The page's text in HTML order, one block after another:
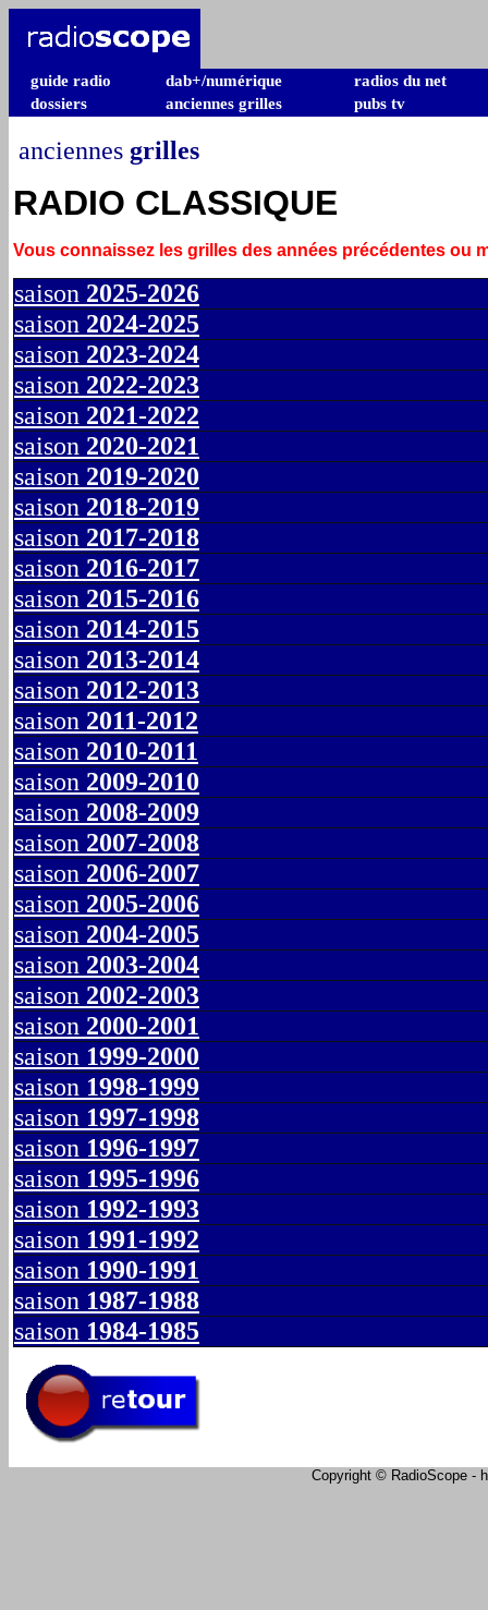
guide radio dab+/numérique
radios du net
dossiers
anciennes grilles pubs tv
anciennes grilles
RADIO CLASSIQUE
Vous connaissez les grilles des années précédentes ou
saison 2025-2026
saison 2024-2025
saison 2023-2024
saison 2022-2023
saison 2021-2022
saison 2020-2021
saison 2019-2020
saison 2018-2019
saison 2017-2018
saison 2016-2017
saison 2015-2016
saison 2014-2015
saison 2013-2014
saison 2012-2013
saison 2011-2012
saison 2010-2011
saison 2009-2010
saison 2008-2009
saison 2007-2008
saison 2006-2007
saison 2005-2006
saison 2004-2005
saison 2003-2004
saison 2002-2003
saison 2000-2001
saison 1999-2000
saison 1998-1999
saison 1997-1998
saison 1996-1997
saison 1995-1996
saison 1992-1993
saison 1991-1992
saison 1990-1991
saison 1987-1988
saison 1984-1985
Copyright © RadioScope -